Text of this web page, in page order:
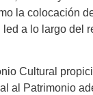
la colocación
a lo largo del
Cultural
al Patrimonio